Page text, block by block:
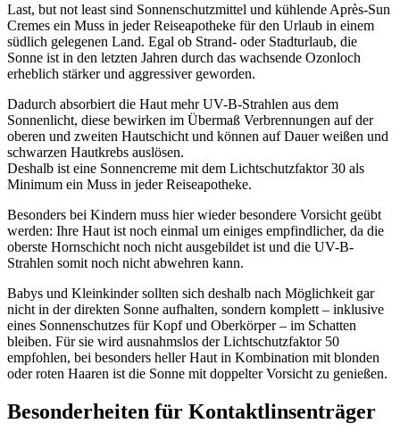
Last, but not least sind Sonnenschutzmittel und kühlende Après-Sun
Cremes ein Muss in jeder Reiseapotheke für den Urlaub in einem
südlich gelegenen Land. Egal ob Strand- oder Stadturlaub, die
Sonne ist in den letzten Jahren durch das wachsende Ozonloch
erheblich stärker und aggressiver geworden.
Dadurch absorbiert die Haut mehr UV-B-Strahlen aus dem
Sonnenlicht, diese bewirken im Übermaß Verbrennungen auf der
oberen und zweiten Hautschicht und können auf Dauer weißen und
schwarzen Hautkrebs auslösen.
Deshalb ist eine Sonnencreme mit dem Lichtschutzfaktor 30 als
Minimum ein Muss in jeder Reiseapotheke.
Besonders bei Kindern muss hier wieder besondere Vorsicht geübt
werden: Ihre Haut ist noch einmal um einiges empfindlicher, da die
oberste Hornschicht noch nicht ausgebildet ist und die UV-B-
Strahlen somit noch nicht abwehren kann.
Babys und Kleinkinder sollten sich deshalb nach Möglichkeit gar
nicht in der direkten Sonne aufhalten, sondern komplett – inklusive
eines Sonnenschutzes für Kopf und Oberkörper – im Schatten
bleiben. Für sie wird ausnahmslos der Lichtschutzfaktor 50
empfohlen, bei besonders heller Haut in Kombination mit blonden
oder roten Haaren ist die Sonne mit doppelter Vorsicht zu genießen.
Besonderheiten für Kontaktlinsenträger